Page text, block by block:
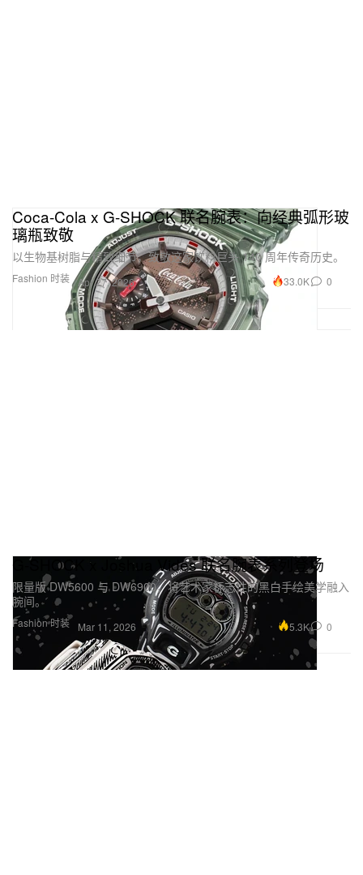
Fashion 时装
Coca-Cola x G-SHOCK 联名腕表：向经典弧形玻
璃瓶致敬
以生物基树脂与精致细节，致敬这家饮料巨头 140 周年传奇历史。
Apr 27, 2026 33.0K 0
Fashion 时装
G-SHOCK x Joshua Vides 联名腕表系列登场
限量版 DW5600 与 DW6900，将艺术家标志性的黑白手绘美学融入
腕间。
Mar 11, 2026 5.3K 0